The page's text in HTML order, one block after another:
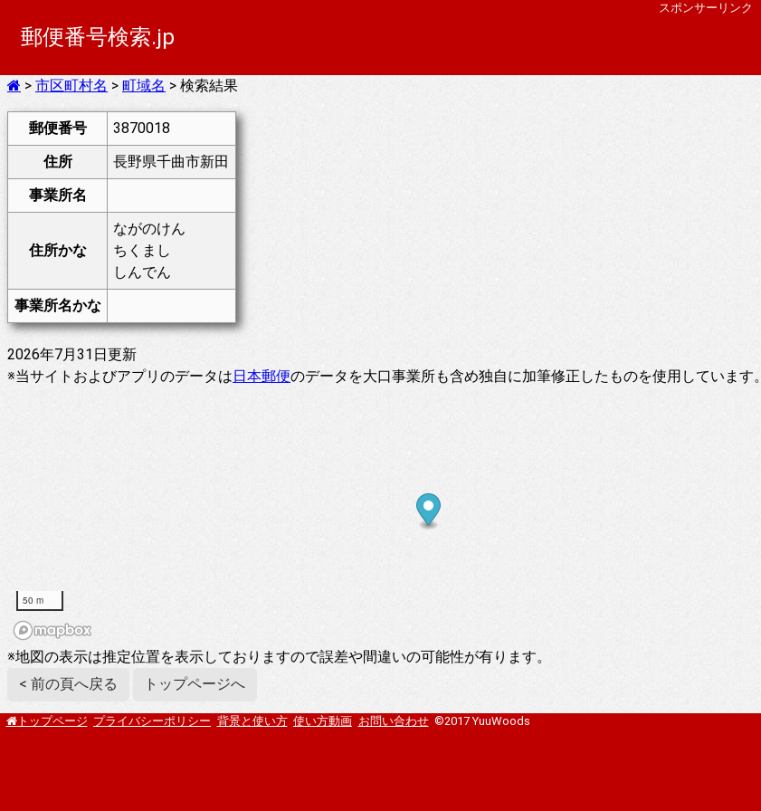
郵便番号検索.jp
スポンサーリンク
> 市区町村名 > 町域名 > 検索結果
郵便番号
3870018
住所
長野県千曲市新田
事業所名
住所かな
ながのけん
ちくまし
しんでん
事業所名かな
2026年7月31日更新
※当サイトおよびアプリのデータは日本郵便のデータを大口事業所も含め独自に加筆修正したものを使用しています。
50 m
※地図の表示は推定位置を表示しておりますので誤差や間違いの可能性が有ります。
< 前の頁へ戻る
トップページへ
トップページ プライバシーポリシー 背景と使い方 使い方動画 お問い合わせ ©2017 YuuWoods